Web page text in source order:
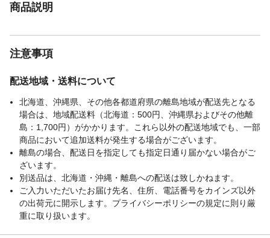
注意事項
■配送個口数:2個にて配送されます。■配送
て: 各個口には、それぞれ別々の追跡番号が
付与。ご注文履歴ページからご確認いただ
けます。■お受け取り時のご注意: 内容が異
なる可能性があるため、受取時にご確認く
ださい。梱包に異常があれば配送業者に連
絡してください。
JANコード
商品説明
注意事項
配送地域・送料について
北海道、沖縄県、その他各都道府県の離島地域が配送先となる
場合は、地域配送料（北海道：500円、沖縄県およびその他離
島：1,700円）がかかります。これら以外の配送地域でも、一部
商品において追加送料が発生する場合がございます。
離島の場合、配送日を指定しても指定日通り届かない場合がご
ざいます。
別送品は、北海道・沖縄・離島への配送は致しかねます。
ご入力いただいたお届け先名、住所、電話番号をカインズ以外
の出荷元に開示します。プライバシーポリシーの規定に則り厳
重に取り扱います。